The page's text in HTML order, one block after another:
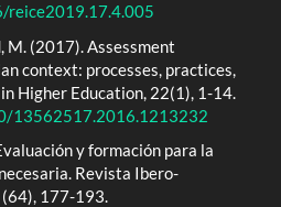
M. (2017). Assessment
context: processes, practices,
Higher Education, 22(1), 1-14.
13562517.2016.1213232
y formación para la
Revista Ibero-
(64), 177-193.